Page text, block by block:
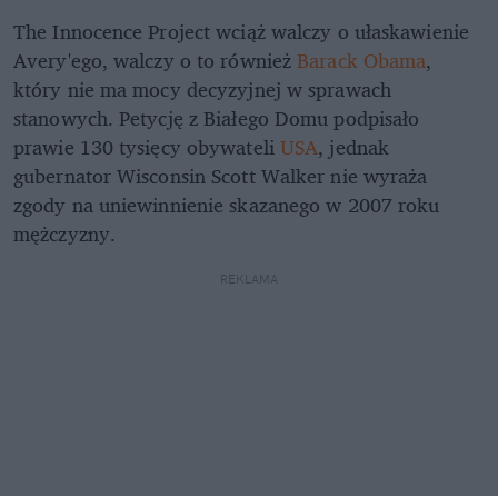
The Innocence Project wciąż walczy o ułaskawienie
Avery'ego, walczy o to równieżBarack Obama,
który nie ma mocy decyzyjnej w sprawach
stanowych. Petycję z Białego Domu podpisało
prawie 130 tysięcy obywateliUSA, jednak
gubernator Wisconsin Scott Walker nie wyraża
zgody na uniewinnienie skazanego w 2007 roku
mężczyzny.
REKLAMA